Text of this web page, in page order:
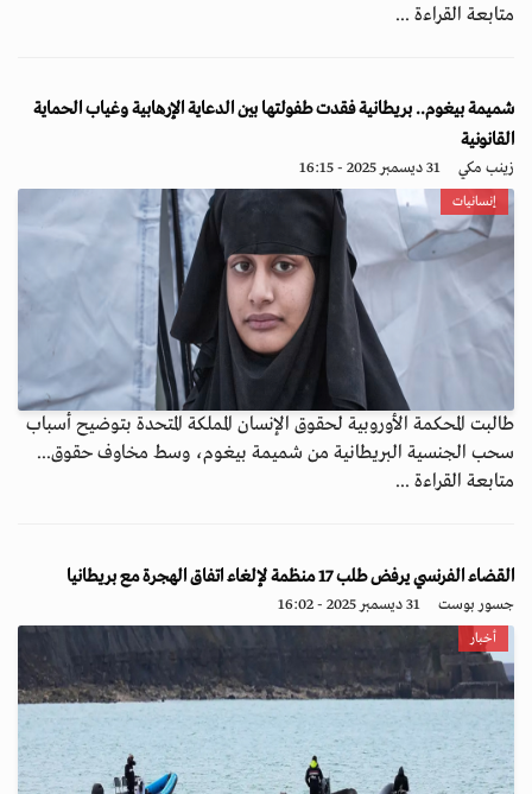
متابعة القراءة ...
شميمة بيغوم.. بريطانية فقدت طفولتها بين الدعاية الإرهابية وغياب الحماية
القانونية
زينب مكي 31 ديسمبر 2025 - 16:15
إنسانيات
طالبت المحكمة الأوروبية لحقوق الإنسان المملكة المتحدة بتوضيح أسباب
سحب الجنسية البريطانية من شميمة بيغوم، وسط مخاوف حقوق...
متابعة القراءة ...
القضاء الفرنسي يرفض طلب 17 منظمة لإلغاء اتفاق الهجرة مع بريطانيا
جسور بوست 31 ديسمبر 2025 - 16:02
أخبار